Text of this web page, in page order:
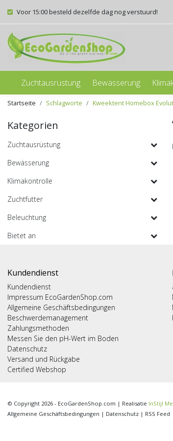
Voor 15:00 besteld dezelfde dag nog verstuurd!
Zuchtausrüstung Bewässerung
Startseite Schlagworte Kweektent Homebox
Kategorien
Zuchtausrüstung
Bewässerung
Klimakontrolle
Zuchtfutter
Beleuchtung
Bietet an
Kundendienst
Kundendienst
Impressum EcoGardenShop.com
Allgemeine Geschäftsbedingungen
Beschwerdemanagement
Zahlungsmethoden
Messen Sie den pH-Wert im Boden
Datenschutz
Versand und Rückgabe
Certified Webshop
© Copyright 2026 - EcoGardenShop.com | Realisatie InStijl
Allgemeine Geschäftsbedingungen | Datenschutz | RSS Feed